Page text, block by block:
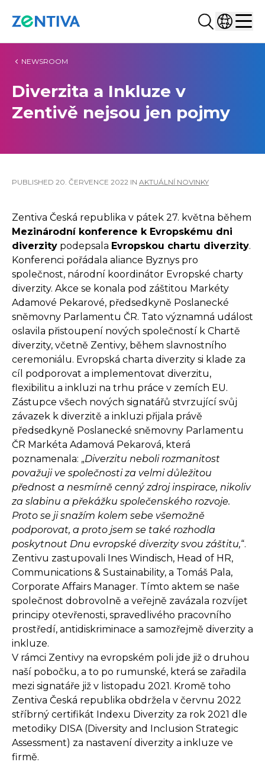
Vyhledat...
Vyberte
NEWSROOM
Diverzita a Inkluze v
Zentivě nejsou jen pojmy
PUBLISHED 20. ČERVENCE 2022 IN AKTUÁLNÍ NOVINKY
Zentiva Česká republika v pátek 27. května během
Mezinárodní konference k Evropskému dni
diverzity podepsala Evropskou chartu diverzity.
Konferenci pořádala aliance Byznys pro
společnost, národní koordinátor Evropské charty
diverzity. Akce se konala pod záštitou Markéty
Adamové Pekarové, předsedkyně Poslanecké
sněmovny Parlamentu ČR. Tato významná událost
oslavila přistoupení nových společností k Chartě
diverzity, včetně Zentivy, během slavnostního
ceremoniálu. Evropská charta diverzity si klade za
cíl podporovat a implementovat diverzitu,
flexibilitu a inkluzi na trhu práce v zemích EU.
Zástupce všech nových signatářů stvrzující svůj
závazek k diverzitě a inkluzi přijala právě
předsedkyně Poslanecké sněmovny Parlamentu
ČR Markéta Adamová Pekarová, která
poznamenala: „Diverzitu neboli rozmanitost
považuji ve společnosti za velmi důležitou
přednost a nesmírně cenný zdroj inspirace, nikoliv
za slabinu a překážku společenského rozvoje.
Proto se ji snažím kolem sebe všemožně
podporovat, a proto jsem se také rozhodla
poskytnout Dnu evropské diverzity svou záštitu,“.
Zentivu zastupovali Ines Windisch, Head of HR,
Communications & Sustainability, a Tomáš Pala,
Corporate Affairs Manager. Tímto aktem se naše
společnost dobrovolně a veřejně zavázala rozvíjet
principy otevřenosti, spravedlivého pracovního
prostředí, antidiskriminace a samozřejmě diverzity a
inkluze.
V rámci Zentivy na evropském poli jde již o druhou
naší pobočku, a to po rumunské, která se zařadila
mezi signatáře již v listopadu 2021. Kromě toho
Zentiva Česká republika obdržela v červnu 2022
stříbrný certifikát Indexu Diverzity za rok 2021 dle
metodiky DISA (Diversity and Inclusion Strategic
Assessment) za nastavení diverzity a inkluze ve
firmě.